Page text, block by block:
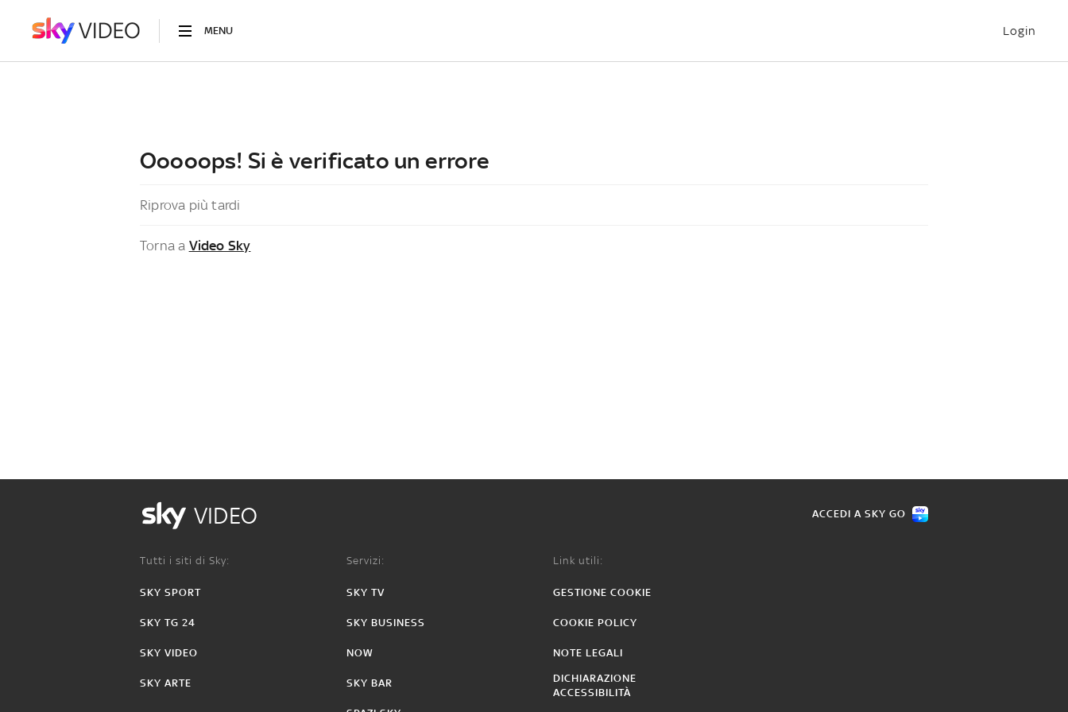
MENU Login
Ooooops! Si è verificato un errore
Riprova più tardi
Torna a Video Sky
VIDEO ACCEDI A SKY GO
Tutti i siti di Sky:
SKY SPORT
SKY TG 24
SKY VIDEO
SKY ARTE
Servizi:
SKY TV
SKY BUSINESS
NOW
SKY BAR
Link utili:
GESTIONE COOKIE
COOKIE POLICY
NOTE LEGALI
DICHIARAZIONE
ACCESSIBILITÀ